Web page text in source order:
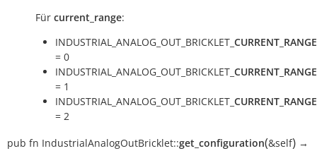
Für current_range:
INDUSTRIAL_ANALOG_OUT_BRICKLET_ CURRENT_RANGE
= 0
INDUSTRIAL_ANALOG_OUT_BRICKLET_ CURRENT_RANGE
= 1
INDUSTRIAL_ANALOG_OUT_BRICKLET_ CURRENT_RANGE
= 2
pub fn IndustrialAnalogOutBricklet::get_configuration(&self) →